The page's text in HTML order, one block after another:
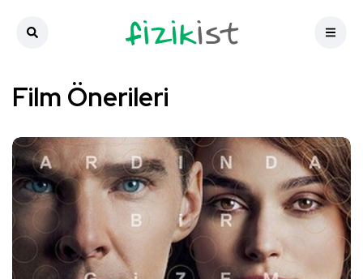
Film Önerileri